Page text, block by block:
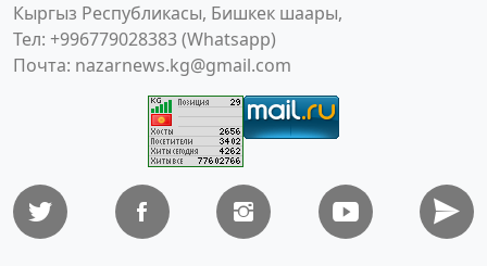
Кыргыз Республикасы, Бишкек шаары,
Тел: +996779028383 (Whatsapp)
Почта: nazarnews.kg@gmail.com